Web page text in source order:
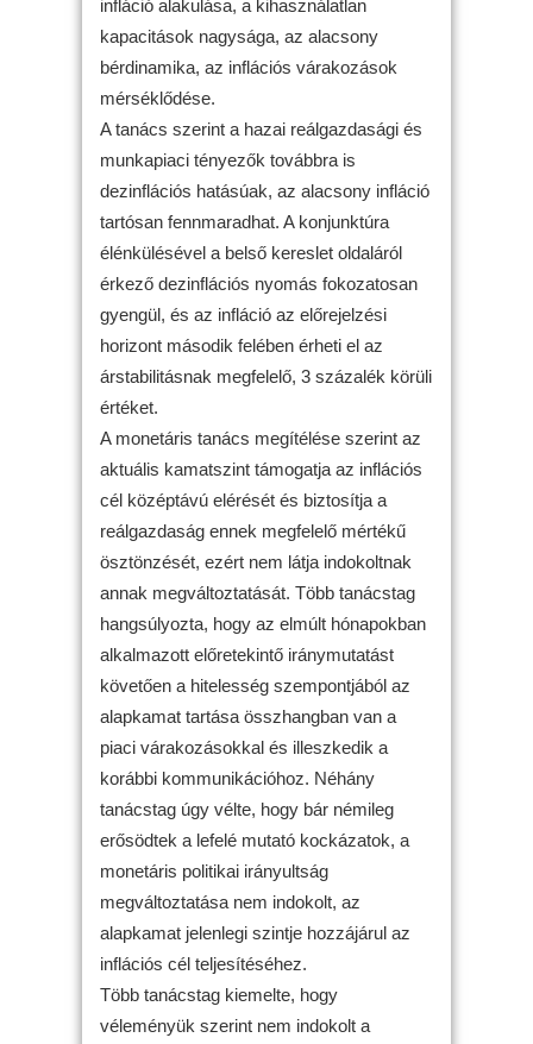
infláció alakulása, a kihasználatlan
kapacitások nagysága, az alacsony
bérdinamika, az inflációs várakozások
mérséklődése.
A tanács szerint a hazai reálgazdasági és
munkapiaci tényezők továbbra is
dezinflációs hatásúak, az alacsony infláció
tartósan fennmaradhat. A konjunktúra
élénkülésével a belső kereslet oldaláról
érkező dezinflációs nyomás fokozatosan
gyengül, és az infláció az előrejelzési
horizont második felében érheti el az
árstabilitásnak megfelelő, 3 százalék körüli
értéket.
A monetáris tanács megítélése szerint az
aktuális kamatszint támogatja az inflációs
cél középtávú elérését és biztosítja a
reálgazdaság ennek megfelelő mértékű
ösztönzését, ezért nem látja indokoltnak
annak megváltoztatását. Több tanácstag
hangsúlyozta, hogy az elmúlt hónapokban
alkalmazott előretekintő iránymutatást
követően a hitelesség szempontjából az
alapkamat tartása összhangban van a
piaci várakozásokkal és illeszkedik a
korábbi kommunikációhoz. Néhány
tanácstag úgy vélte, hogy bár némileg
erősödtek a lefelé mutató kockázatok, a
monetáris politikai irányultság
megváltoztatása nem indokolt, az
alapkamat jelenlegi szintje hozzájárul az
inflációs cél teljesítéséhez.
Több tanácstag kiemelte, hogy
véleményük szerint nem indokolt a